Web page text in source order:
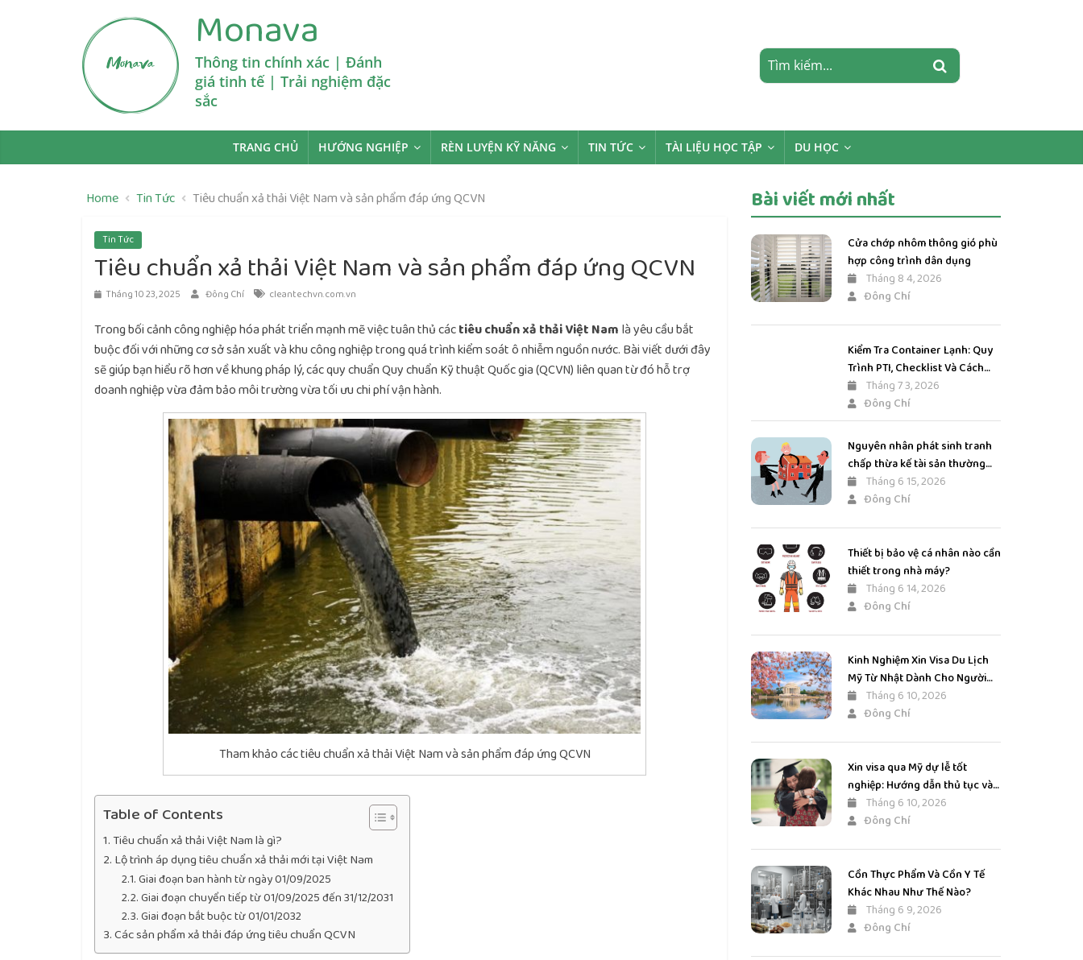
Monava
Thông tin chính xác | Đánh
giá tinh tế | Trải nghiệm đặc
sắc
TRANG CHỦ HƯỚNG NGHIỆP RÈN LUYỆN KỸ NĂNG TIN TỨC TÀI LIỆU HỌC TẬP DU HỌC
Home Tin Tức Tiêu chuẩn xả thải Việt Nam và sản phẩm đáp ứng QCVN
Tin Tức
Tiêu chuẩn xả thải Việt Nam và sản phẩm đáp ứng QCVN
Tháng 10 23, 2025 Đông Chí cleantechvn.com.vn
Trong bối cảnh công nghiệp hóa phát triển mạnh mẽ việc tuân thủ cáctiêu chuẩn xả thải Việt Nam là yêu cầu bắt
buộc đối với những cơ sở sản xuất và khu công nghiệp trong quá trình kiểm soát ô nhiễm nguồn nước. Bài viết dưới đây
sẽ giúp bạn hiểu rõ hơn về khung pháp lý, các quy chuẩn Quy chuẩn Kỹ thuật Quốc gia (QCVN) liên quan từ đó hỗ trợ
doanh nghiệp vừa đảm bảo môi trường vừa tối ưu chi phí vận hành.
Tham khảo các tiêu chuẩn xả thải Việt Nam và sản phẩm đáp ứng QCVN
Table of Contents
Tiêu chuẩn xả thải Việt Nam là gì?
Lộ trình áp dụng tiêu chuẩn xả thải mới tại Việt Nam
Giai đoạn ban hành từ ngày 01/09/2025
Giai đoạn chuyển tiếp từ 01/09/2025 đến 31/12/2031
Giai đoạn bắt buộc từ 01/01/2032
Các sản phẩm xả thải đáp ứng tiêu chuẩn QCVN
Bài viết mới nhất
Cửa chớp nhôm thông gió phù
hợp công trình dân dụng
Tháng 8 4, 2026
Đông Chí
Kiểm Tra Container Lạnh: Quy
Trình PTI, Checklist Và Cách
Đánh Giá Chính Xác
Tháng 7 3, 2026
Đông Chí
Nguyên nhân phát sinh tranh
chấp thừa kế tài sản thường
gặp Tháng 6 15, 2026
Đông Chí
Thiết bị bảo vệ cá nhân nào cần
thiết trong nhà máy?
Tháng 6 14, 2026
Đông Chí
Kinh Nghiệm Xin Visa Du Lịch
Mỹ Từ Nhật Dành Cho Người
Việt Mới Nhất
Tháng 6 10, 2026
Đông Chí
Xin visa qua Mỹ dự lễ tốt
nghiệp: Hướng dẫn thủ tục và
kinh nghiệm tăng tỷ lệ đậu
Tháng 6 10, 2026
Đông Chí
Cồn Thực Phẩm Và Cồn Y Tế
Khác Nhau Như Thế Nào?
Tháng 6 9, 2026
Đông Chí